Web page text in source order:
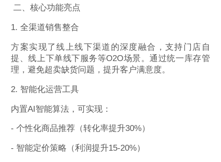
二、核心功能亮点
1. 全渠道销售整合
方案实现了线上线下渠道的深度融合，支持门店自
提、线上下单线下服务等O2O场景。通过统一库存管
理，避免超卖缺货问题，提升客户满意度。
2. 智能化运营工具
内置AI智能算法，可实现：
- 个性化商品推荐（转化率提升30%）
- 智能定价策略（利润提升15-20%）